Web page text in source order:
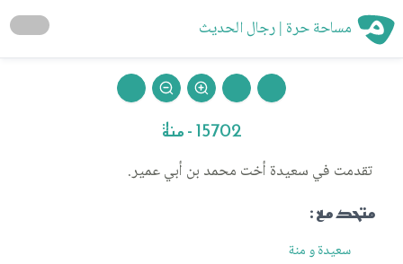
مساحة حرة | رجال الحديث
15702 - منة
تقدمت في سعيدة أخت محمد بن أبي عمير.
متحد مع :
سعيدة و منة